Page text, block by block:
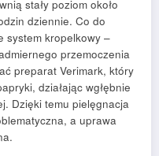
stały poziom około
dziennie. Co do
system kropelkowy –
przemoczenia
preparat Verimark, który
działając wgłębnie
Dzięki temu pielęgnacja
a uprawa